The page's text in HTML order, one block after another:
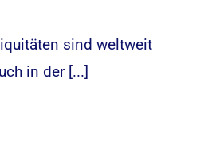
sind weltweit
in der [...]